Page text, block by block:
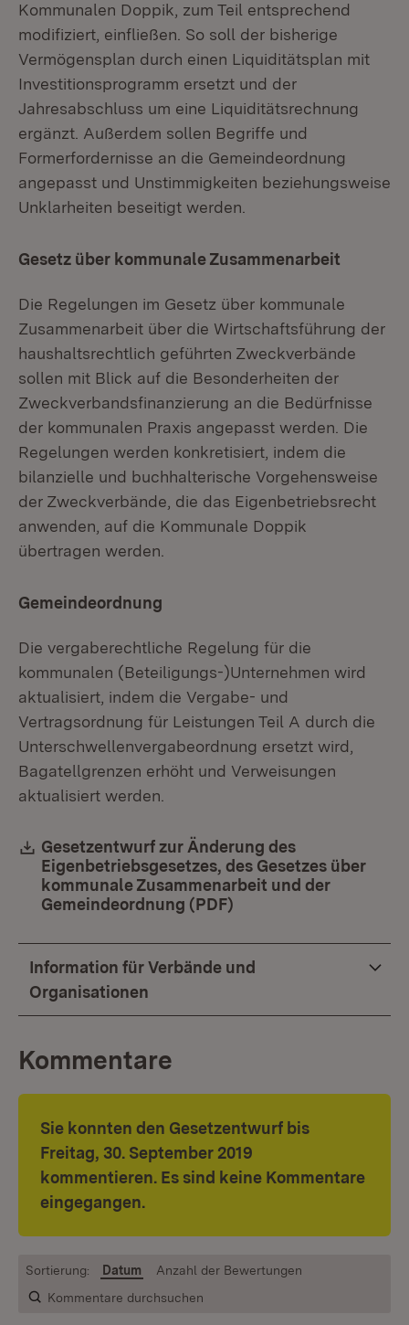
Kommunalen Doppik, zum Teil entsprechend
modifiziert, einfließen. So soll der bisherige
Vermögensplan durch einen Liquiditätsplan mit
Investitionsprogramm ersetzt und der
Jahresabschluss um eine Liquiditätsrechnung
ergänzt. Außerdem sollen Begriffe und
Formerfordernisse an die Gemeindeordnung
angepasst und Unstimmigkeiten beziehungsweise
Unklarheiten beseitigt werden.
Gesetz über kommunale Zusammenarbeit
Die Regelungen im Gesetz über kommunale
Zusammenarbeit über die Wirtschaftsführung der
haushaltsrechtlich geführten Zweckverbände
sollen mit Blick auf die Besonderheiten der
Zweckverbandsfinanzierung an die Bedürfnisse
der kommunalen Praxis angepasst werden. Die
Regelungen werden konkretisiert, indem die
bilanzielle und buchhalterische Vorgehensweise
der Zweckverbände, die das Eigenbetriebsrecht
anwenden, auf die Kommunale Doppik
übertragen werden.
Gemeindeordnung
Die vergaberechtliche Regelung für die
kommunalen (Beteiligungs-)Unternehmen wird
aktualisiert, indem die Vergabe- und
Vertragsordnung für Leistungen Teil A durch die
Unterschwellenvergabeordnung ersetzt wird,
Bagatellgrenzen erhöht und Verweisungen
aktualisiert werden.
Download:
Gesetzentwurf zur Änderung des
Eigenbetriebsgesetzes, des Gesetzes über
kommunale Zusammenarbeit und der
Gemeindeordnung (PDF)
Information für Verbände und
Organisationen
Kommentare
Sie konnten den Gesetzentwurf bis
Freitag, 30. September 2019
kommentieren. Es sind keine Kommentare
eingegangen.
Kommentare durchsuchen
Sortierung: Datum Anzahl der Bewertungen